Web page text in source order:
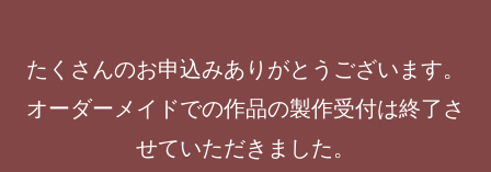
たくさんのお申込みありがとうございます。
オーダーメイドでの作品の製作受付は終了さ
せていただきました。